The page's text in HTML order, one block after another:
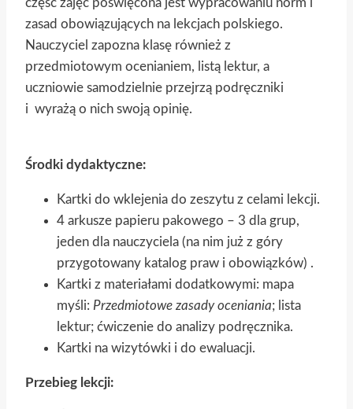
zasad obowiązujących na lekcjach polskiego.
Nauczyciel zapozna klasę również z
przedmiotowym ocenianiem, listą lektur, a
uczniowie samodzielnie przejrzą podręczniki
i wyrażą o nich swoją opinię.
Środki dydaktyczne:
Kartki do wklejenia do zeszytu z celami lekcji.
4 arkusze papieru pakowego – 3 dla grup,
jeden dla nauczyciela (na nim już z góry
przygotowany katalog praw i obowiązków) .
Kartki z materiałami dodatkowymi: mapa
myśli: Przedmiotowe zasady oceniania; lista
lektur; ćwiczenie do analizy podręcznika.
Kartki na wizytówki i do ewaluacji.
Przebieg lekcji: